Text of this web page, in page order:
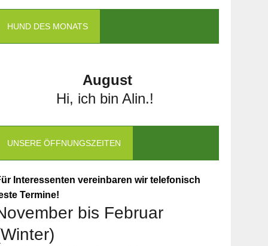
HUND DES MONATS
August
Hi, ich bin Alin.!
UNSERE ÖFFNUNGSZEITEN
Interessenten vereinbaren wir telefonisch
Termine!
bis Februar